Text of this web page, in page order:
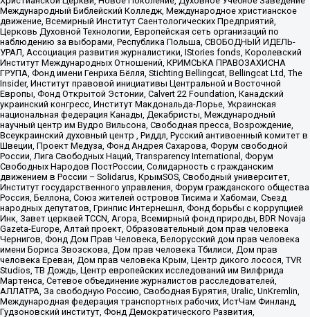
Международный Библейский Колледж, Международное христианское
движение, Всемирный Институт Саентологических Предприятий,
Церковь Духовной Технологии, Европейская сеть организаций по
наблюдению за выборами, Республика Польша, СВОБОДНЫЙ ИДЕЛЬ-
УРАЛ, Ассоциация развития журналистики, IStories fonds, Королевский
Институт Международных Отношений, КРИМСЬКА ПРАВОЗАХИСНА
ГРУПА, Фонд имени Генриха Бёлля, Stichting Bellingcat, Bellingcat Ltd, The
Insider, Институт правовой инициативы Центральной и Восточной
Европы, Фонд Открытой Эстонии, Calvert 22 Foundation, Канадский
украинский конгресс, Институт Макдональда-Лорье, Украинская
национальная федерация Канады, Декабристы, Международный
научный центр им Вудро Вильсона, Свободная пресса, Возрождение,
Всеукраинский духовный центр , Риддл, Русский антивоенный комитет в
Швеции, Проект Медуза, Фонд Андрея Сахарова, Форум свободной
России, Лига Свободных Наций, Transparеncy International, Форум
Свободных Народов ПостРоссии, Солидарность с гражданским
движением в России – Solidarus, КрымSOS, Свободный университет,
Институт государственного управления, Форум гражданского общества
Россия, Беллона, Союз жителей островов Тисима и Хабомаи, Съезд
народных депутатов, Гринпис Интернешнл, Фонд борьбы с коррупцией
Инк, Завет церквей TCCN, Агора, Всемирный фонд природы, BDR Novaja
Gazeta-Europe, Алтай проект, Образовательный дом прав человека
Чернигов, Фонд Дом Прав Человека, Белорусский дом прав человека
имени Бориса Звозскова, Дом прав человека Тбилиси, Дом прав
человека Ереван, Дом прав человека Крым, Центр дикого лосося, TVR
Studios, ТВ Дождь, Центр европейских исследований им Вилфрида
Мартенса, Сетевое объединение журналистов расследователей,
АЛЛАТРА, За свободную Россию, Свободная Бурятия, Uralic, UnKremlin,
Международная федерация транспортных рабочих, ИстЧам Финланд,
Гудзоновский институт, Фонд Демократического Развития,